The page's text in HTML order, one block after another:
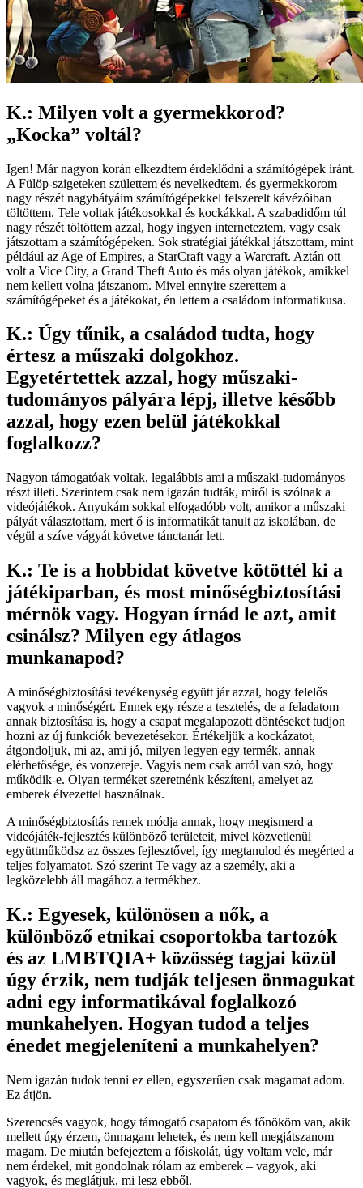
K.: Milyen volt a gyermekkorod?
„Kocka” voltál?
Igen! Már nagyon korán elkezdtem érdeklődni a számítógépek iránt.
A Fülöp-szigeteken születtem és nevelkedtem, és gyermekkorom
nagy részét nagybátyáim számítógépekkel felszerelt kávézóiban
töltöttem. Tele voltak játékosokkal és kockákkal. A szabadidőm túl
nagy részét töltöttem azzal, hogy ingyen interneteztem, vagy csak
játszottam a számítógépeken. Sok stratégiai játékkal játszottam, mint
például az Age of Empires, a StarCraft vagy a Warcraft. Aztán ott
volt a Vice City, a Grand Theft Auto és más olyan játékok, amikkel
nem kellett volna játszanom. Mivel ennyire szerettem a
számítógépeket és a játékokat, én lettem a családom informatikusa.
K.: Úgy tűnik, a családod tudta, hogy
értesz a műszaki dolgokhoz.
Egyetértettek azzal, hogy műszaki-
tudományos pályára lépj, illetve később
azzal, hogy ezen belül játékokkal
foglalkozz?
Nagyon támogatóak voltak, legalábbis ami a műszaki-tudományos
részt illeti. Szerintem csak nem igazán tudták, miről is szólnak a
videójátékok. Anyukám sokkal elfogadóbb volt, amikor a műszaki
pályát választottam, mert ő is informatikát tanult az iskolában, de
végül a szíve vágyát követve tánctanár lett.
K.: Te is a hobbidat követve kötöttél ki a
játékiparban, és most minőségbiztosítási
mérnök vagy. Hogyan írnád le azt, amit
csinálsz? Milyen egy átlagos
munkanapod?
A minőségbiztosítási tevékenység együtt jár azzal, hogy felelős
vagyok a minőségért. Ennek egy része a tesztelés, de a feladatom
annak biztosítása is, hogy a csapat megalapozott döntéseket tudjon
hozni az új funkciók bevezetésekor. Értékeljük a kockázatot,
átgondoljuk, mi az, ami jó, milyen legyen egy termék, annak
elérhetősége, és vonzereje. Vagyis nem csak arról van szó, hogy
működik-e. Olyan terméket szeretnénk készíteni, amelyet az
emberek élvezettel használnak.
A minőségbiztosítás remek módja annak, hogy megismerd a
videójáték-fejlesztés különböző területeit, mivel közvetlenül
együttműködsz az összes fejlesztővel, így megtanulod és megérted a
teljes folyamatot. Szó szerint Te vagy az a személy, aki a
legközelebb áll magához a termékhez.
K.: Egyesek, különösen a nők, a
különböző etnikai csoportokba tartozók
és az LMBTQIA+ közösség tagjai közül
úgy érzik, nem tudják teljesen önmagukat
adni egy informatikával foglalkozó
munkahelyen. Hogyan tudod a teljes
énedet megjeleníteni a munkahelyen?
Nem igazán tudok tenni ez ellen, egyszerűen csak magamat adom.
Ez átjön.
Szerencsés vagyok, hogy támogató csapatom és főnököm van, akik
mellett úgy érzem, önmagam lehetek, és nem kell megjátszanom
magam. De miután befejeztem a főiskolát, úgy voltam vele, már
nem érdekel, mit gondolnak rólam az emberek – vagyok, aki
vagyok, és meglátjuk, mi lesz ebből.